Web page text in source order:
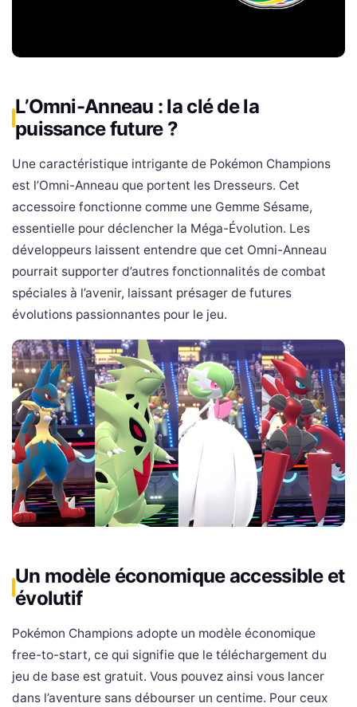
L’Omni-Anneau : la clé de la
puissance future ?
Une caractéristique intrigante de Pokémon Champions
est l’Omni-Anneau que portent les Dresseurs. Cet
accessoire fonctionne comme une Gemme Sésame,
essentielle pour déclencher la Méga-Évolution. Les
développeurs laissent entendre que cet Omni-Anneau
pourrait supporter d’autres fonctionnalités de combat
spéciales à l’avenir, laissant présager de futures
évolutions passionnantes pour le jeu.
Un modèle économique accessible et
évolutif
Pokémon Champions adopte un modèle économique
free-to-start, ce qui signifie que le téléchargement du
jeu de base est gratuit. Vous pouvez ainsi vous lancer
dans l’aventure sans débourser un centime. Pour ceux